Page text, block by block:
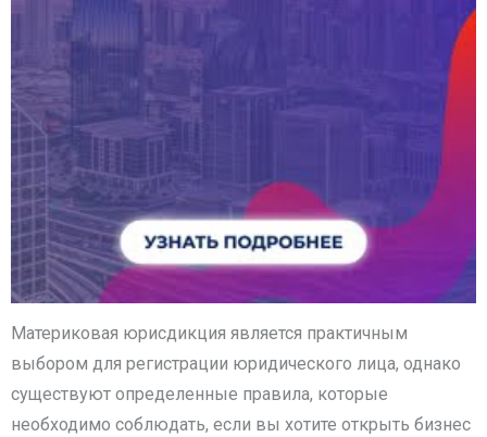
Материковая юрисдикция является практичным
выбором для регистрации юридического лица, однако
существуют определенные правила, которые
необходимо соблюдать, если вы хотите открыть бизнес